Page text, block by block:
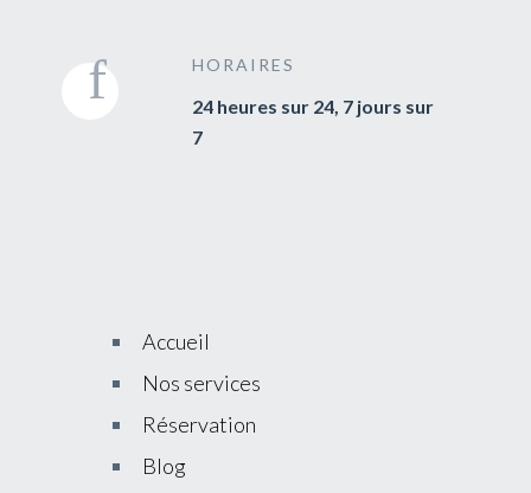
HORAIRES
24 heures sur 24, 7 jours sur
7
Accueil
Nos services
Réservation
Blog